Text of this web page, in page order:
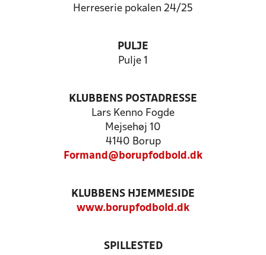
Herreserie pokalen 24/25
PULJE
Pulje 1
KLUBBENS POSTADRESSE
Lars Kenno Fogde
Mejsehøj 10
4140 Borup
Formand@borupfodbold.dk
KLUBBENS HJEMMESIDE
www.borupfodbold.dk
SPILLESTED